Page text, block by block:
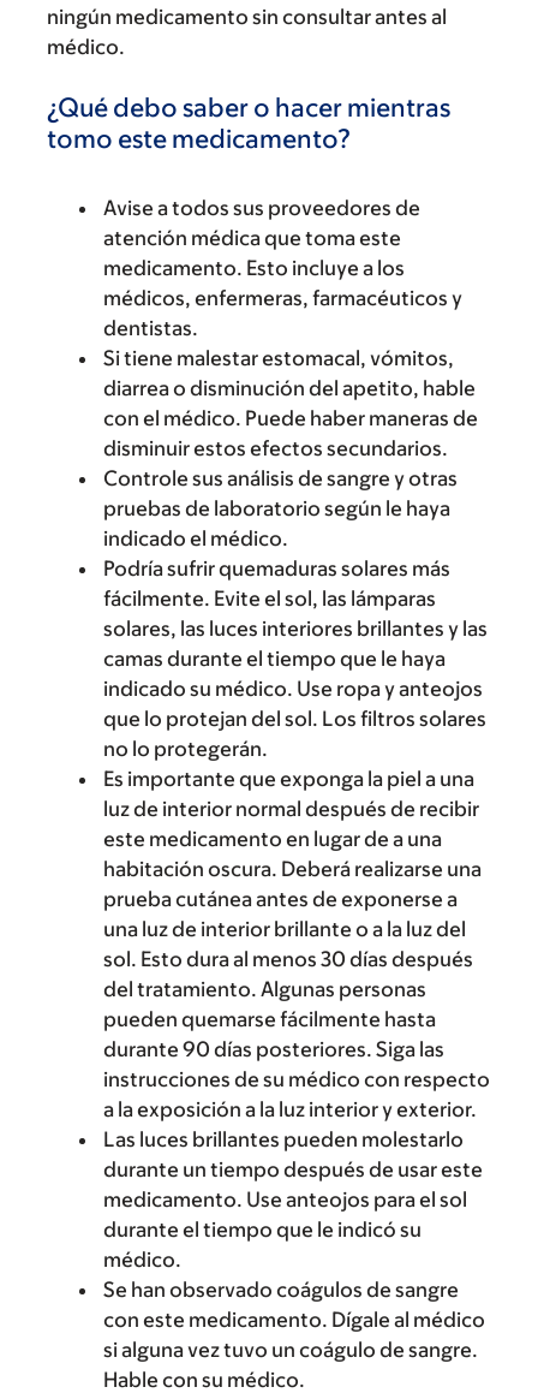
ningún medicamento sin consultar antes al
médico.
¿Qué debo saber o hacer mientras
tomo este medicamento?
Avise a todos sus proveedores de
atención médica que toma este
medicamento. Esto incluye a los
médicos, enfermeras, farmacéuticos y
dentistas.
Si tiene malestar estomacal, vómitos,
diarrea o disminución del apetito, hable
con el médico. Puede haber maneras de
disminuir estos efectos secundarios.
Controle sus análisis de sangre y otras
pruebas de laboratorio según le haya
indicado el médico.
Podría sufrir quemaduras solares más
fácilmente. Evite el sol, las lámparas
solares, las luces interiores brillantes y las
camas durante el tiempo que le haya
indicado su médico. Use ropa y anteojos
que lo protejan del sol. Los filtros solares
no lo protegerán.
Es importante que exponga la piel a una
luz de interior normal después de recibir
este medicamento en lugar de a una
habitación oscura. Deberá realizarse una
prueba cutánea antes de exponerse a
una luz de interior brillante o a la luz del
sol. Esto dura al menos 30 días después
del tratamiento. Algunas personas
pueden quemarse fácilmente hasta
durante 90 días posteriores. Siga las
instrucciones de su médico con respecto
a la exposición a la luz interior y exterior.
Las luces brillantes pueden molestarlo
durante un tiempo después de usar este
medicamento. Use anteojos para el sol
durante el tiempo que le indicó su
médico.
Se han observado coágulos de sangre
con este medicamento. Dígale al médico
si alguna vez tuvo un coágulo de sangre.
Hable con su médico.